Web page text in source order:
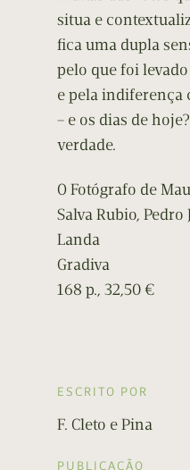
situa e
fica uma dupla
pelo que foi
e pela indiferença
– e os dias de
verdade.
O Fotógrafo de
Salva Rubio,
Landa
Gradiva
168 p., 32,50 €
ESCRITO POR
F. Cleto e Pina
PUBLICAÇÃO